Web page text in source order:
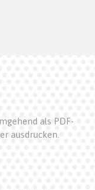
als PDF-
ausdrucken.